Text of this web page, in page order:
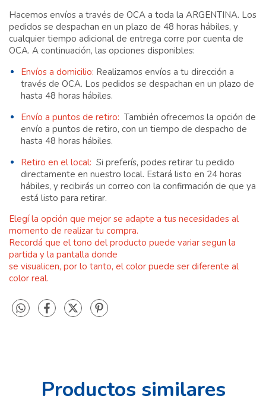
Hacemos envíos a través de OCA a toda la ARGENTINA. Los
pedidos se despachan en un plazo de 48 horas hábiles, y
cualquier tiempo adicional de entrega corre por cuenta de
OCA. A continuación, las opciones disponibles:
Envíos a domicilio: Realizamos envíos a tu dirección a
través de OCA. Los pedidos se despachan en un plazo de
hasta 48 horas hábiles.
Envío a puntos de retiro: También ofrecemos la opción de
envío a puntos de retiro, con un tiempo de despacho de
hasta 48 horas hábiles.
Retiro en el local: Si preferís, podes retirar tu pedido
directamente en nuestro local. Estará listo en 24 horas
hábiles, y recibirás un correo con la confirmación de que ya
está listo para retirar.
Elegí la opción que mejor se adapte a tus necesidades al
momento de realizar tu compra.
Recordá que el tono del producto puede variar segun la
partida y la pantalla donde
se visualicen, por lo tanto, el color puede ser diferente al
color real.
Productos similares